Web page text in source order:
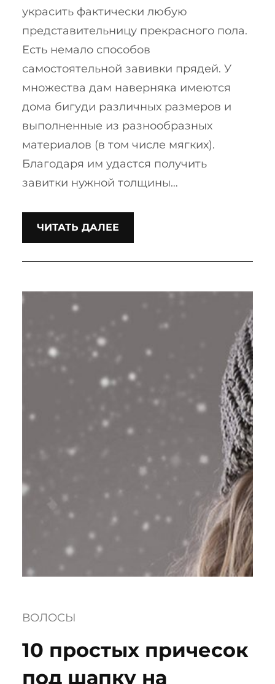
украсить фактически любую
представительницу прекрасного пола.
Есть немало способов
самостоятельной завивки прядей. У
множества дам наверняка имеются
дома бигуди различных размеров и
выполненные из разнообразных
материалов (в том числе мягких).
Благодаря им удастся получить
завитки нужной толщины…
ЧИТАТЬ ДАЛЕЕ
ВОЛОСЫ
10 простых причесок
под шапку на